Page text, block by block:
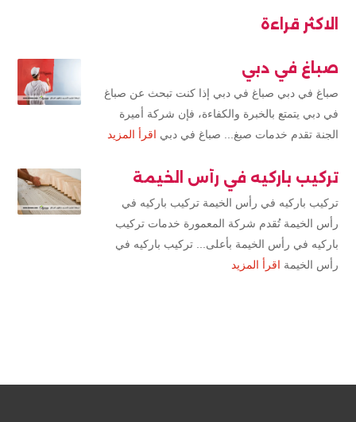
الاكثر قراءة
صباغ في دبي
صباغ في دبي صباغ في دبي إذا كنت تبحث عن صباغ
في دبي يتمتع بالخبرة والكفاءة، فإن شركة أميرة
الجنة تقدم خدمات صبغ... صباغ في دبي اقرأ المزيد
تركيب باركيه في رأس الخيمة
تركيب باركيه في رأس الخيمة تركيب باركيه في
رأس الخيمة تُقدم شركة المعمورة خدمات تركيب
باركيه في رأس الخيمة بأعلى... تركيب باركيه في
رأس الخيمة اقرأ المزيد